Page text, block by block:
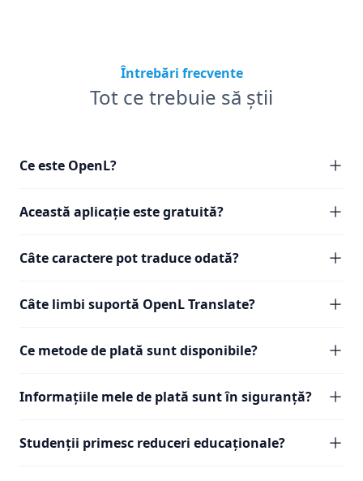
Întrebări frecvente
Tot ce trebuie să știi
Ce este OpenL?
Această aplicație este gratuită?
Câte caractere pot traduce odată?
Câte limbi suportă OpenL Translate?
Ce metode de plată sunt disponibile?
Informațiile mele de plată sunt în siguranță?
Studenții primesc reduceri educaționale?